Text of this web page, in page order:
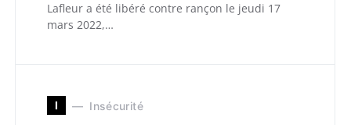
Lafleur a été libéré contre rançon le jeudi 17
mars 2022,…
I Insécurité